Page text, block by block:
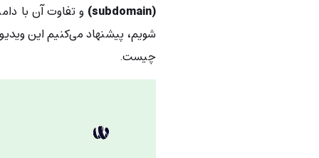
(subdomain)
و تفاوت آن با
شویم، پیشنهاد می‌کنیم این
چیست.